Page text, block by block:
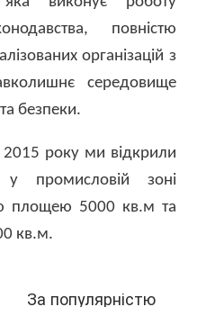
повністю
організацій з
середовище
безпеки.
2015 року ми відкрили
промисловій зоні
площею 5000 кв.м та
кв.м.
За популярністю